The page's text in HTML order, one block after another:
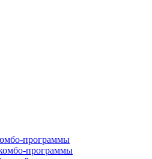
программы
программы